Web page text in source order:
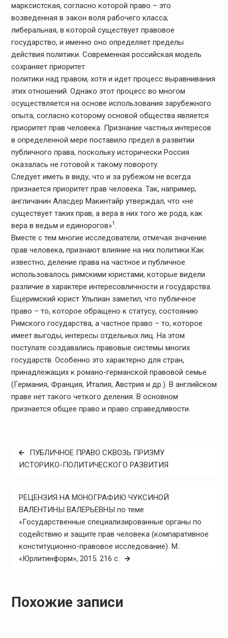
марксистская, согласно которой право – это
возведенная в закон воля рабочего класса;
либеральная, в которой существует правовое
государство, и именно оно определяет пределы
действия политики. Современная российская модель
сохраняет приоритет
политики над правом, хотя и идет процесс выравнивания
этих отношений. Однако этот процесс во многом
осуществляется на основе использования зарубежного
опыта, согласно которому основой общества является
приоритет прав человека. Признание частных интересов
в определенной мере поставило предел в развитии
публичного права, поскольку исторически Россия
оказалась не готовой к такому повороту.
Следует иметь в виду, что и за рубежом не всегда
признается приоритет прав человека. Так, например,
англичанин Аласдер Макинтайр утверждал, что «не
существует таких прав, а вера в них того же рода, как
вера в ведьм и единорогов»1
Вместе с тем многие исследователи, отмечая значение
прав человека, признают влияние на них политики.Как
известно, деление права на частное и публичное
использовалось римскими юристами, которые видели
различие в характере интересовличности и государства.
Ещеримский юрист Ульпиан заметил, что публичное
право – то, которое обращено к статусу, состоянию
Римского государства, а частное право – то, которое
имеет выгоды, интересы отдельных лиц. На этом
постулате создавались правовые системы многих
государств. Особенно это характерно для стран,
принадлежащих к романо-германской правовой семье
(Германия, Франция, Италия, Австрия и др.). В английском
праве нет такого четкого деления. В основном
признается общее право и право справедливости.
Навигация
по
ПУБЛИЧНОЕ ПРАВО СКВОЗЬ ПРИЗМУ
ИСТОРИКО-ПОЛИТИЧЕСКОГО РАЗВИТИЯ
РЕЦЕНЗИЯ НА МОНОГРАФИЮ ЧУКСИНОЙ
ВАЛЕНТИНЫ ВАЛЕРЬЕВНЫ по теме
«Государственные специализированные органы по
содействию и защите прав человека (компаративное
конституционно-правовое исследование). М.:
«Юрлитинформ», 2015. 216 c.
Похожие записи